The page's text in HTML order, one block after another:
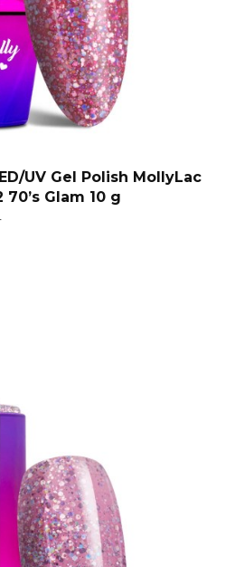
UV Gel Polish MollyLac
Glam 10 g